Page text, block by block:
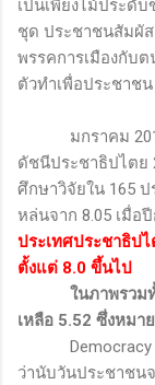
เป็นเพียงไม้ประดั
ชุด ประชาชนสัมผั
พรรคการเมืองกับ
ตัวทำเพื่อประชาช
มกราคม
ดัชนีประชาธิปไตย
ศึกษาวิจัยใน 165
หล่นจาก 8.05 เมื่อ
ประเทศประชาธิป
ตั้งแต่ 8.0 ขึ้นไป
ในภาพรวม
เหลือ 5.52 ซึ่งหมา
Democracy
ว่านับวันประชาชน